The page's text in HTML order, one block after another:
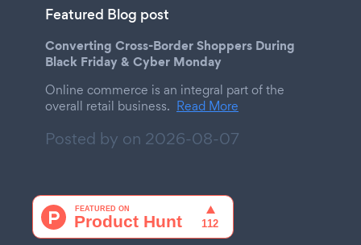
Featured Blog post
Converting Cross-Border Shoppers During
Black Friday & Cyber Monday
Online commerce is an integral part of the
overall retail business. Read More
Posted by on 2026-08-07